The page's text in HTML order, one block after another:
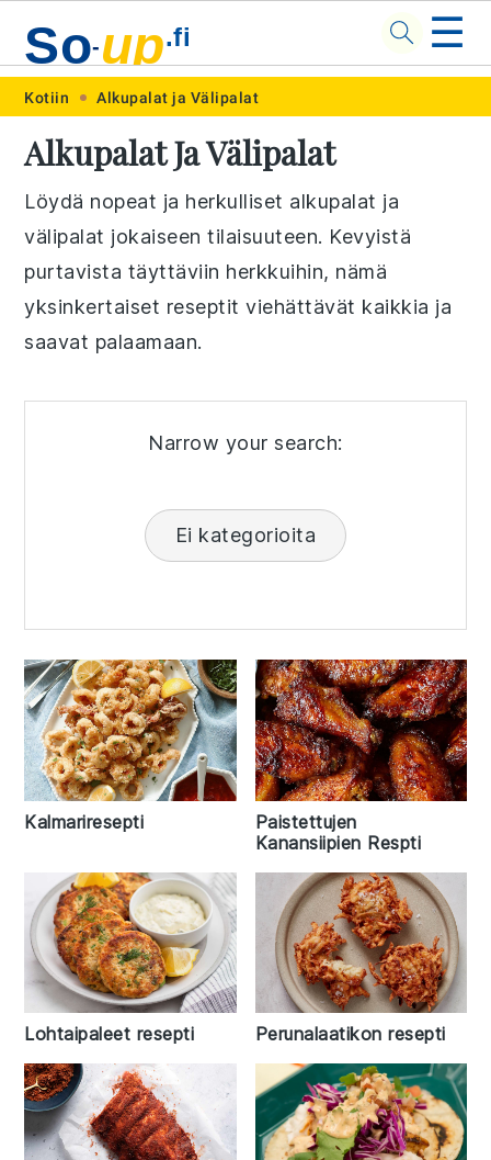
Skip
primary
navigation
Skip
main
content
Skip
primary
sidebar
Skip
footer
So-up.fi ☰
Kotiin Alkupalat ja Välipalat
Alkupalat Ja Välipalat
Löydä nopeat ja herkulliset alkupalat ja
välipalat jokaiseen tilaisuuteen. Kevyistä
purtavista täyttäviin herkkuihin, nämä
yksinkertaiset reseptit viehättävät kaikkia ja
saavat palaamaan.
Narrow your search:
Ei kategorioita
Kalmariresepti
Paistettujen
Kanansiipien Respti
Lohtaipaleet resepti Perunalaatikon resepti